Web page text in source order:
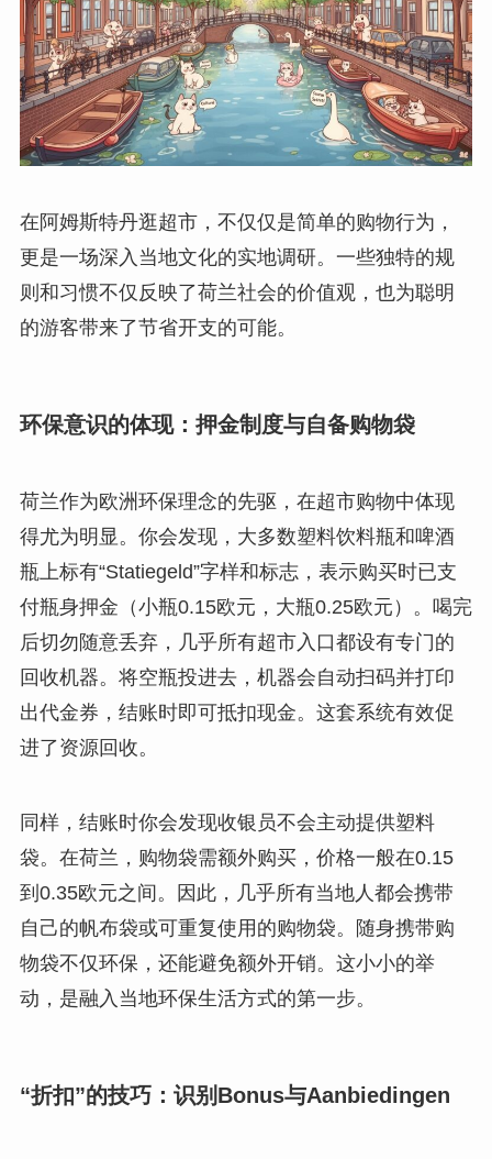
在阿姆斯特丹逛超市，不仅仅是简单的购物行为，
更是一场深入当地文化的实地调研。一些独特的规
则和习惯不仅反映了荷兰社会的价值观，也为聪明
的游客带来了节省开支的可能。
环保意识的体现：押金制度与自备购物袋
荷兰作为欧洲环保理念的先驱，在超市购物中体现
得尤为明显。你会发现，大多数塑料饮料瓶和啤酒
瓶上标有“Statiegeld”字样和标志，表示购买时已支
付瓶身押金（小瓶0.15欧元，大瓶0.25欧元）。喝完
后切勿随意丢弃，几乎所有超市入口都设有专门的
回收机器。将空瓶投进去，机器会自动扫码并打印
出代金券，结账时即可抵扣现金。这套系统有效促
进了资源回收。
同样，结账时你会发现收银员不会主动提供塑料
袋。在荷兰，购物袋需额外购买，价格一般在0.15
到0.35欧元之间。因此，几乎所有当地人都会携带
自己的帆布袋或可重复使用的购物袋。随身携带购
物袋不仅环保，还能避免额外开销。这小小的举
动，是融入当地环保生活方式的第一步。
“折扣”的技巧：识别Bonus与Aanbiedingen